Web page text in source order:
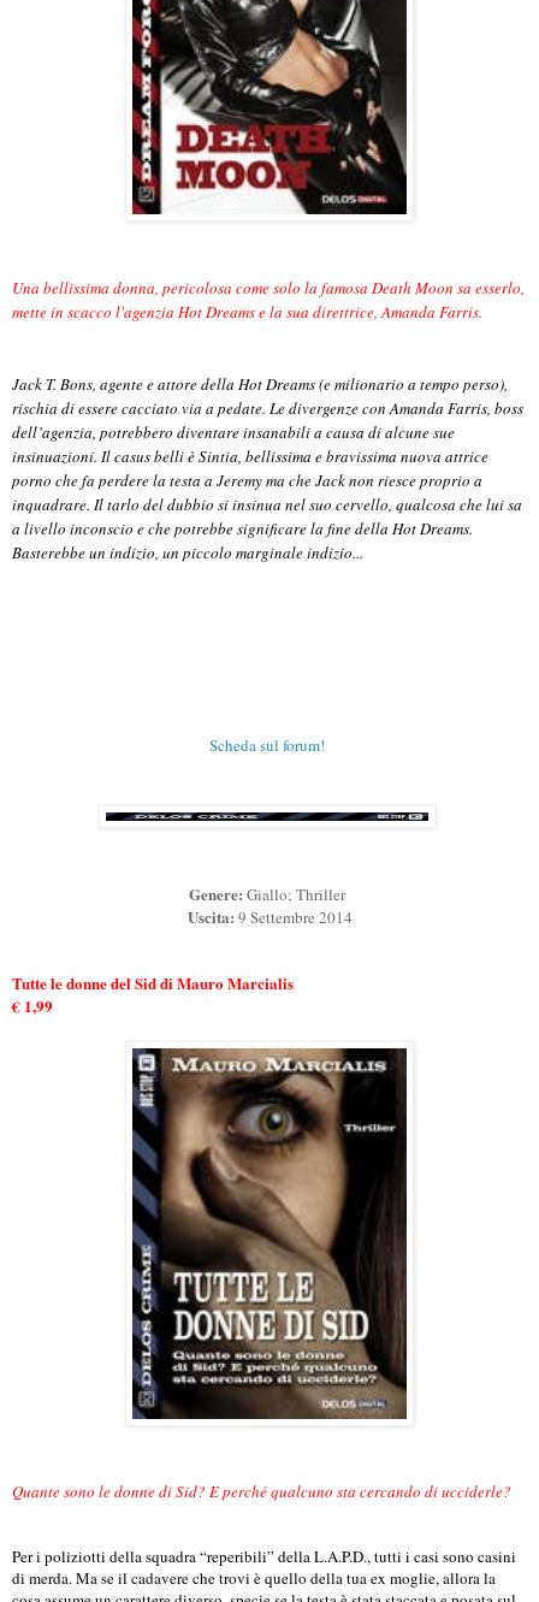
Una bellissima donna, pericolosa come solo la famosa Death Moon sa esserlo,
mette in scacco l'agenzia Hot Dreams e la sua direttrice, Amanda Farris.
Jack T. Bons, agente e attore della Hot Dreams (e milionario a tempo perso),
rischia di essere cacciato via a pedate. Le divergenze con Amanda Farris, boss
dell’agenzia, potrebbero diventare insanabili a causa di alcune sue
insinuazioni. Il casus belli è Sintia, bellissima e bravissima nuova attrice
porno che fa perdere la testa a Jeremy ma che Jack non riesce proprio a
inquadrare. Il tarlo del dubbio si insinua nel suo cervello, qualcosa che lui sa
a livello inconscio e che potrebbe significare la fine della Hot Dreams.
Basterebbe un indizio, un piccolo marginale indizio...
Scheda sul forum!
Genere: Giallo; Thriller
Uscita: 9 Settembre 2014
Tutte le donne del Sid di Mauro Marcialis
€ 1,99
Quante sono le donne di Sid? E perché qualcuno sta cercando di ucciderle?
Per i poliziotti della squadra “reperibili” della L.A.P.D., tutti i casi sono casini
di merda. Ma se il cadavere che trovi è quello della tua ex moglie, allora la